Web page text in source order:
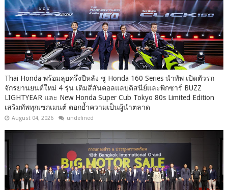
Thai Honda พร้อมลุยครึ่งปีหลัง ชู Honda 160 Series นำทัพ เปิดตัวรถ
จักรยานยนต์ใหม่ 4 รุ่น เติมสีสันคอลแลบดิสนีย์และพิกซาร์ BUZZ
LIGHTYEAR และ New Honda Super Cub Tokyo 80s Limited Edition
เสริมทัพทุกเซกเมนต์ ตอกย้ำความเป็นผู้นำตลาด
August 04, 2026 undefined